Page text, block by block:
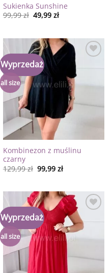
Sukienka Sunshine
99,99zł 49,99 zł
Wyprzedaż
all size
Kombinezon z muślinu
czarny
129,99zł 99,99 zł
Wyprzedaż
all size